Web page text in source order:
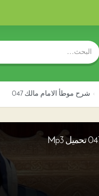
شرح موطأ الامام مالك 047